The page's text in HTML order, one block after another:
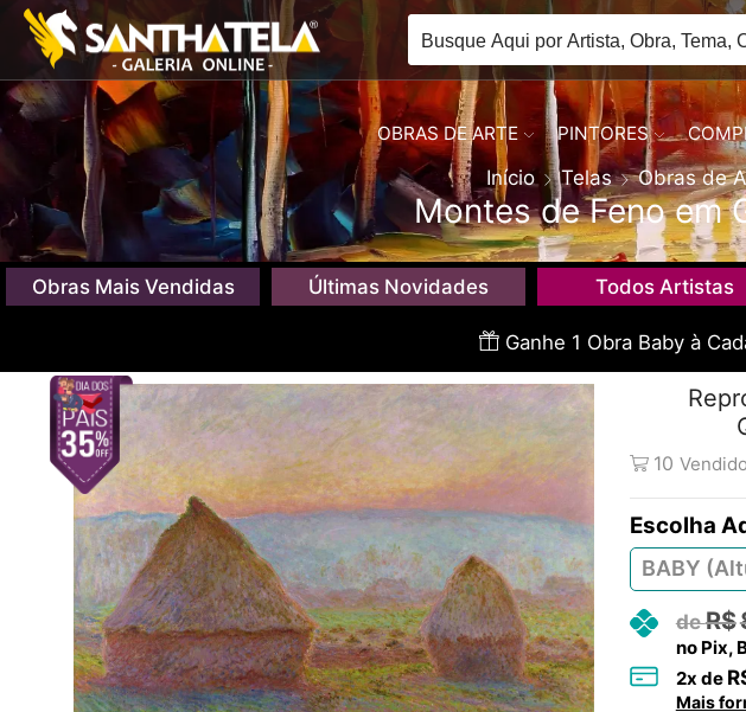
OBRAS DE ARTE PINTORES
Início Telas Obras de
Montes de Feno em
Obras Mais Vendidas Últimas Novidades Todos Artistas
Ganhe 1 Obra Baby à
10
R$
no Pix,
2x de
Mais